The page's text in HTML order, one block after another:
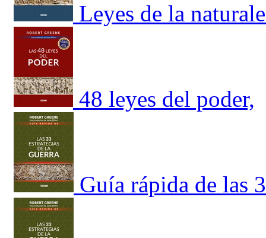
Leyes de la
48 leyes del poder,
Guía rápida de las